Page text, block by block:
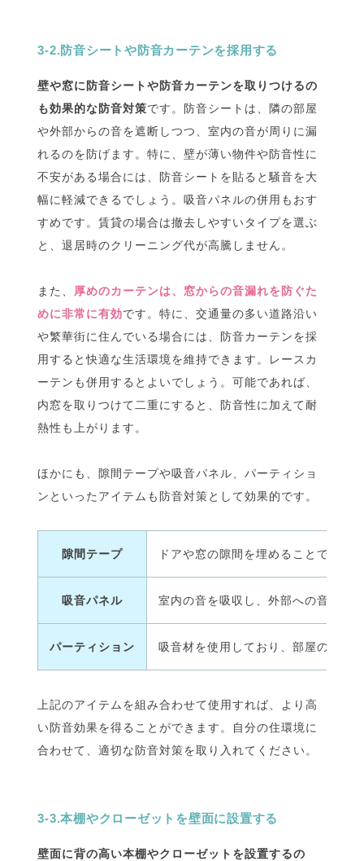
3-2.防音シートや防音カーテンを採用する
壁や窓に防音シートや防音カーテンを取りつけるの
も効果的な防音対策です。防音シートは、隣の部屋
や外部からの音を遮断しつつ、室内の音が周りに漏
れるのを防げます。特に、壁が薄い物件や防音性に
不安がある場合には、防音シートを貼ると騒音を大
幅に軽減できるでしょう。吸音パネルの併用もおす
すめです。賃貸の場合は撤去しやすいタイプを選ぶ
と、退居時のクリーニング代が高騰しません。
また、 厚めのカーテンは、窓からの音漏れを防ぐた
めに非常に有効です。特に、交通量の多い道路沿い
や繁華街に住んでいる場合には、防音カーテンを採
用すると快適な生活環境を維持できます。レースカ
ーテンも併用するとよいでしょう。可能であれば、
内窓を取りつけて二重にすると、防音性に加えて耐
熱性も上がります。
ほかにも、隙間テープや吸音パネル、パーティショ
ンといったアイテムも防音対策として効果的です。
隙間テープ ドアや窓の隙間を埋めることで音漏
吸音パネル 室内の音を吸収し、外部への音漏れ
パーティション 吸音材を使用しており、部屋の一部
上記のアイテムを組み合わせて使用すれば、より高
い防音効果を得ることができます。自分の住環境に
合わせて、適切な防音対策を取り入れてください。
3-3.本棚やクローゼットを壁面に設置する
壁面に背の高い本棚やクローゼットを設置するの